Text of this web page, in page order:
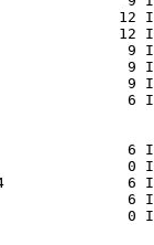
12
12
9
9
9
6
6
0
6
6
0